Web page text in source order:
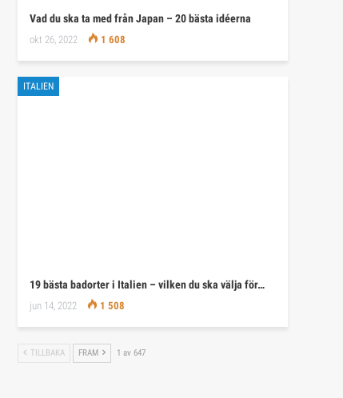
Vad du ska ta med från Japan – 20 bästa idéerna
okt 26, 2022 1 608
ITALIEN
19 bästa badorter i Italien – vilken du ska välja för…
jun 14, 2022 1 508
TILLBAKA FRAM 1 av 647